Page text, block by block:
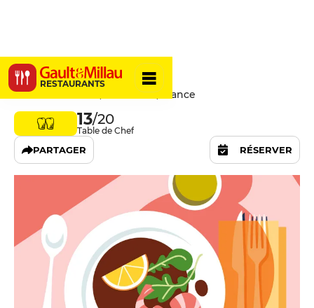
RESTAURANTS
Épopée
52 Rue Léon Frot, 75011 Paris, France
13/20
Table de Chef
PARTAGER RÉSERVER